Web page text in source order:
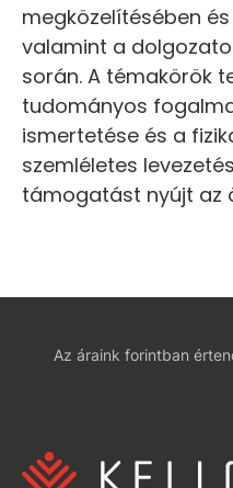
megközelítésében
valamint a
során. A témakörök
tudományos
ismertetése és a
szemléletes
támogatást nyújt az
Az áraink forintban